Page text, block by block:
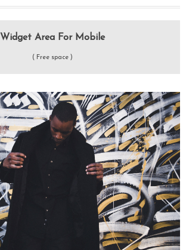
Widget Area For Mobile
( Free space )